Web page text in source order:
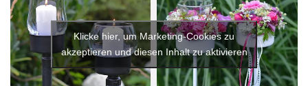
Klicke hier, um Marketing-Cookies zu
akzeptieren und diesen Inhalt zu aktivieren